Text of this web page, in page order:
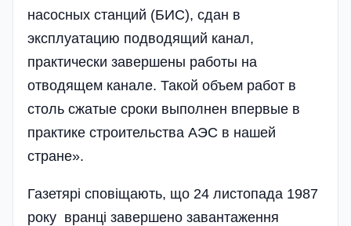
насосных станций (БИС), сдан в
эксплуатацию подводящий канал,
практически завершены работы на
отводящем канале. Такой объем работ в
столь сжатые сроки выполнен впервые в
практике строительства АЭС в нашей
стране».
Газетярі сповіщають, що 24 листопада 1987
року вранці завер­шено завантаження